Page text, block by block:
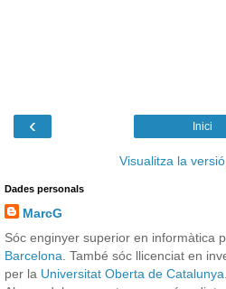
‹ Inici
Visualitza la
Dades personals
MarcG
Sóc enginyer superior en informàtica
Barcelona. També sóc llicenciat en
per la Universitat Oberta de Catalunya.